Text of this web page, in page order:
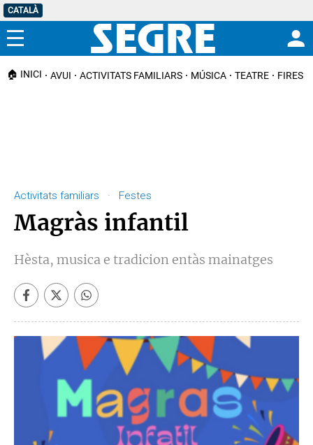
CATALÀ
Menú
🏠 INICI AVUI ACTIVITATS FAMILIARS MÚSICA TEATRE FIRES I
Activitats familiars · Festes
Magràs infantil
Hèsta, musica e tradicion entàs mainatges